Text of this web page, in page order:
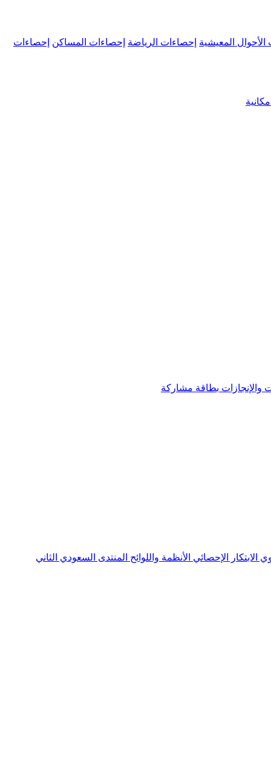
الأحوال المعيشية إحصاءات الرياضة إحصاءات المساكن إحصاءات
والإنجازات بطاقة مشاركة
الابتكار الإحصائي الأنظمة واللوائح المنتدى السعودي الثاني